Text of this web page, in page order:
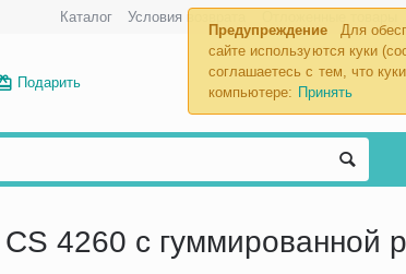
Предупреждение
Для
сайте используются куки
соглашаетесь с тем, что
компьютере: Принять
Каталог Условия возврата
Подарить
4260 с гуммированной